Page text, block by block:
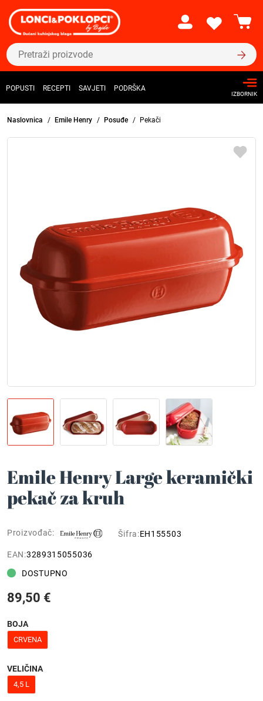
POPUSTI RECEPTI SAVJETI PODRŠKA
IZBORNIK
Naslovnica Emile Henry Posuđe Pekači
Emile Henry Large keramički
pekač za kruh
Proizvođač: Šifra:EH155503
EAN:3289315055036
DOSTUPNO
89,50 €
BOJA
CRVENA
VELIČINA
4,5 L